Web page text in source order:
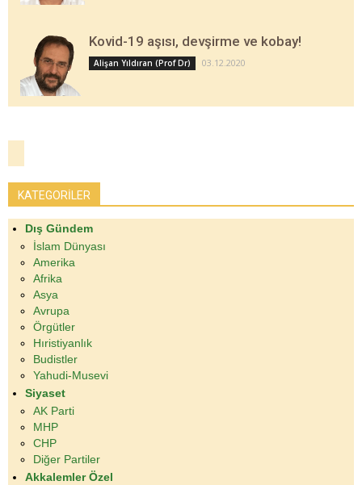
Kovid-19 aşısı, devşirme ve kobay!
Alişan Yıldıran (Prof Dr) 03.12.2020
KATEGORİLER
Dış Gündem
İslam Dünyası
Amerika
Afrika
Asya
Avrupa
Örgütler
Hıristiyanlık
Budistler
Yahudi-Musevi
Siyaset
AK Parti
MHP
CHP
Diğer Partiler
Akkalemler Özel